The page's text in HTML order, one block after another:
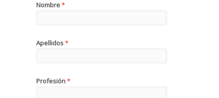
Nombre*
Apellidos*
Profesión*